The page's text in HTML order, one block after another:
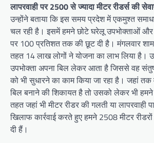
लापरवाही पर 2500 से ज्यादा मीटर रीडर्स की
उन्होंने बताया कि इस समय प्रदेश में एकमुश्त
चल रही है। इसमें हमने छोटे घरेलू उपभोक्ताओं और
पर 100 प्रतिशत तक की छूट दी है। मंगलवार
तहत 14 लाख लोगों ने योजना का लाभ लिया है।
उपभोक्ता अपना बिल लेकर आता है जिससे वह
को भी सुधारने का काम किया जा रहा है। जहां तक
बिल बनाने की शिकायत है तो उसको लेकर भी
तहत जहां भी मीटर रीडर की गलती या लापरवाही
खिलाफ कार्रवाई करते हुए हमने 2508 मीटर
दी हैं।